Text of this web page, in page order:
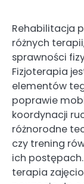
Rehabilitacja
różnych
sprawności
Fizjoterapia
elementów
poprawie
koordynacji
różnorodne
czy trening
ich
terapia